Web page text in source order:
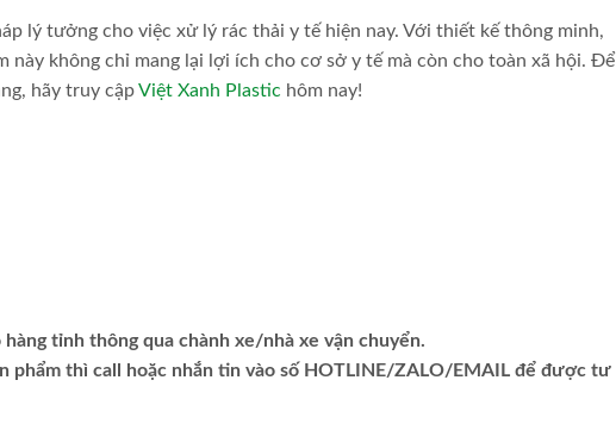
lý tưởng cho việc xử lý rác thải y tế hiện nay. Với thiết kế thông minh,
này không chỉ mang lại lợi ích cho cơ sở y tế mà còn cho toàn xã hội. Để
hãy truy cậpViệt Xanh Plastic hôm nay!
tỉnh thông qua chành xe/nhà xe vận chuyển.
phẩm thì call hoặc nhắn tin vào số HOTLINE/ZALO/EMAIL để được tư